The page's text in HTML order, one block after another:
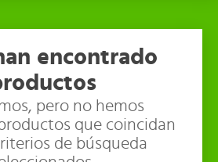
encontrado
pero no hemos
que coincidan
de búsqueda